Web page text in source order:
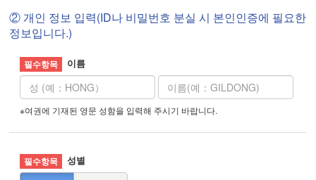
② 개인 정보 입력(ID나 비밀번호 분실 시 본인인증에 필요한
정보입니다.)
이름
※여권에 기재된 영문 성함을 입력해 주시기 바랍니다.
성별